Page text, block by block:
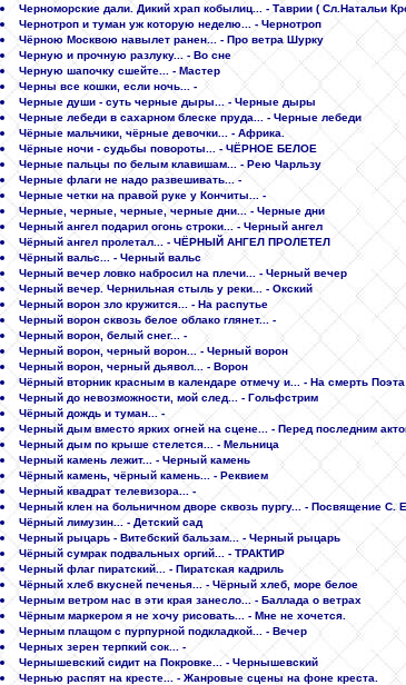
Черноморские дали. Дикий храп кобылиц... - Таврии ( Сл.Натальи
Чернотроп и туман уж которую неделю... - Чернотроп
Чёрною Москвою навылет ранен... - Про ветра Шурку
Черную и прочную разлуку... - Во сне
Черную шапочку сшейте... - Мастер
Черны все кошки, если ночь... -
Черные души - суть черные дыры... - Черные дыры
Черные лебеди в сахарном блеске пруда... - Черные лебеди
Чёрные мальчики, чёрные девочки... - Африка.
Чёрные ночи - судьбы повороты... - ЧЁРНОЕ БЕЛОЕ
Черные пальцы по белым клавишам... - Рею Чарльзу
Черные флаги не надо развешивать... -
Черные четки на правой руке у Кончиты... -
Черные, черные, черные, черные дни... - Черные дни
Черный ангел подарил огонь строки... - Черный ангел
Чёрный ангел пролетал... - ЧЁРНЫЙ АНГЕЛ ПРОЛЕТЕЛ
Чёрный вальс... - Черный вальс
Черный вечер ловко набросил на плечи... - Черный вечер
Черный вечер. Чернильная стыль у реки... - Окский
Черный ворон зло кружится... - На распутье
Черный ворон сквозь белое облако глянет... -
Черный ворон, белый снег... -
Черный ворон, черный ворон... - Черный ворон
Черный ворон, черный дьявол... - Ворон
Чёрный вторник красным в календаре отмечу и... - На смерть Поэта
Черный до невозможности, мой след... - Гольфстрим
Чёрный дождь и туман... -
Черный дым вместо ярких огней на сцене... - Перед последним
Черный дым по крыше стелется... - Мельница
Черный камень лежит... - Черный камень
Чёрный камень, чёрный камень... - Реквием
Черный квадрат телевизора... -
Черный клен на больничном дворе сквозь пургу... - Посвящение С.
Чёрный лимузин... - Детский сад
Черный рыцарь - Витебский бальзам... - Черный рыцарь
Чёрный сумрак подвальных оргий... - ТРАКТИР
Черный флаг пиратский... - Пиратская кадриль
Чёрный хлеб вкусней печенья... - Чёрный хлеб, море белое
Черным ветром нас в эти края занесло... - Баллада о ветрах
Чёрным маркером я не хочу рисовать... - Мне не хочется.
Черным плащом с пурпурной подкладкой... - Вечер
Черных зерен терпкий сок... -
Чернышевский сидит на Покровке... - Чернышевский
Чернью распят на кресте... - Жанровые сцены на фоне креста.